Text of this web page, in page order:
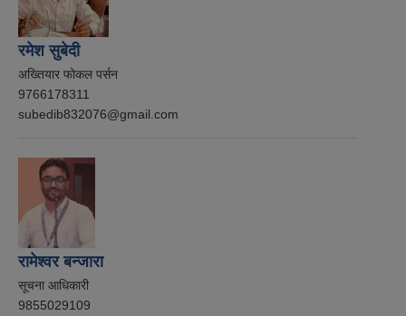
रमेश सुबेदी
अख्तियार फोकल पर्सन
9766178311
subedib832076@gmail.com
रामेश्वर बन्जारा
सूचना आधिकारी
9855029109